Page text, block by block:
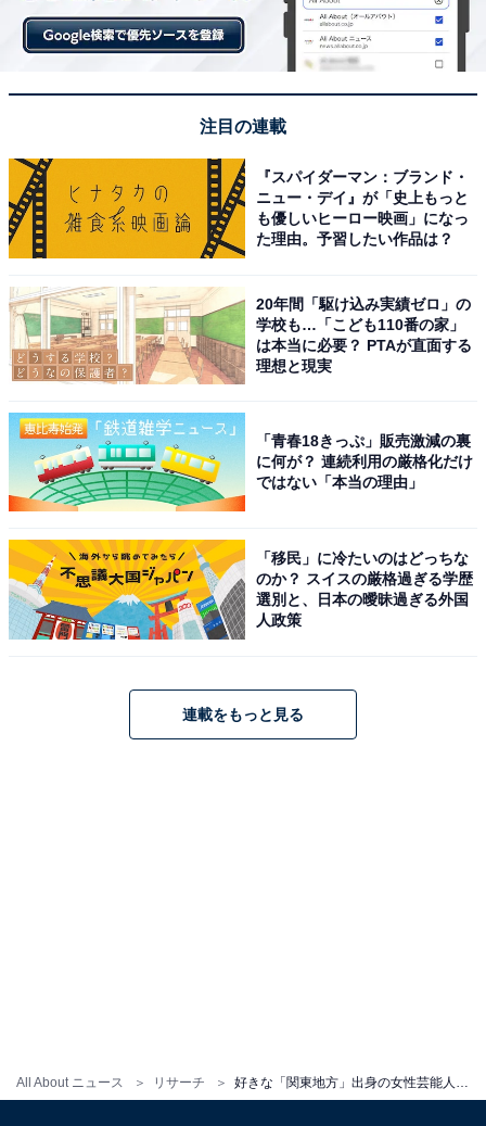
All About ニュース リサーチ
1位に選ばれたのは、「石原さとみ」さんです。
東京都出身の石原さんは、2003年に映画『わたしのグラ
ンパ』で俳優デビューし、2005年に公開した映画『北の
賞を受賞。
また、2005年にはNHK大河ドラマ『義経』でヒロインに
（フジテレビ系）で民放連続ドラマ初主演を飾ります。
その後も大活躍は続き、数多くのドラマや映画で主演を
担当。2024年には映画『ミッシング』が公開予定です。
私生活では一般人男性と結婚し、第1子を出産するなど
順調そのもの。憧れる女性も多く、高い人気を獲得して
います。
い性格のため」（群馬県／20代女性）、「努力を惜しま
ず、輝いているから」（埼玉県／20代女性）、「お母さ
注目の連載
『スパイダーマン：ブランド・
ニュー・デイ』が「史上もっと
も優しいヒーロー映画」になっ
た理由。予習したい作品は？
20年間「駆け込み実績ゼロ」の
学校も…「こども110番の家」
は本当に必要？ PTAが直面する
理想と現実
「青春18きっぷ」販売激減の裏
に何が？ 連続利用の厳格化だけ
ではない「本当の理由」
「移民」に冷たいのはどっちな
のか？ スイスの厳格過ぎる学歴
選別と、日本の曖昧過ぎる外国
人政策
連載をもっと見る